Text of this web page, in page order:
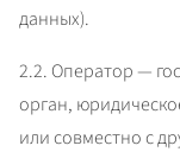
данных).
2.2. Оператор —
орган,
или совместно с